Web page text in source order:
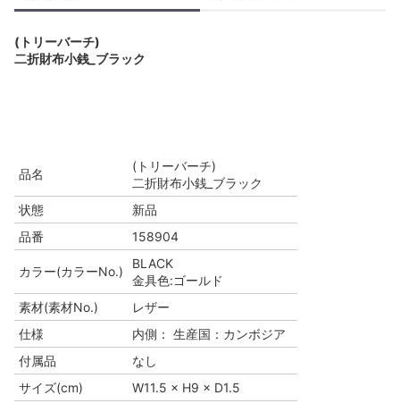
(トリーバーチ)
二折財布小銭_ブラック
品名
(トリーバーチ)
二折財布小銭_ブラック
状態
新品
品番
158904
カラー(カラーNo.)
BLACK
金具色:ゴールド
素材(素材No.)
レザー
仕様
内側： 生産国：カンボジア
付属品
なし
サイズ(cm)
W11.5 × H9 × D1.5